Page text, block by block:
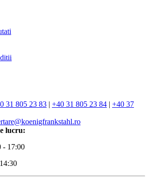
31 805 23 83 | +40 31 805 23 84 | +40 37
lucru:
- 17:00